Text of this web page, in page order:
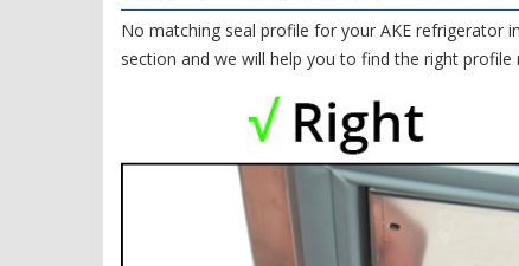
No matching seal profile for your AKE refrigerator
section and we will help you to find the right profile